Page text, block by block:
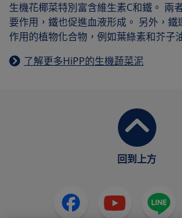
生機花椰菜特別富含維生素C和鐵。 兩
要作用，鐵也促進血液形成。 另外，鐵
作用的植物化合物，例如葉綠素和芥子
了解更多HiPP的生機蔬菜泥
回到上方